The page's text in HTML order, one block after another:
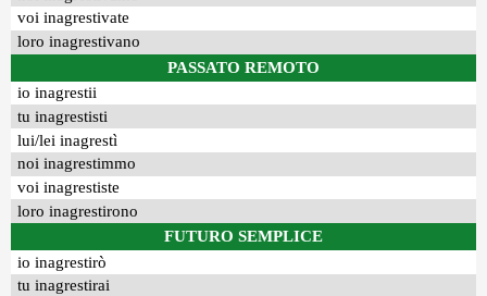
voi inagrestivate
loro inagrestivano
PASSATO REMOTO
io inagrestii
tu inagrestisti
lui/lei inagrestì
noi inagrestimmo
voi inagrestiste
loro inagrestirono
FUTURO SEMPLICE
io inagrestirò
tu inagrestirai